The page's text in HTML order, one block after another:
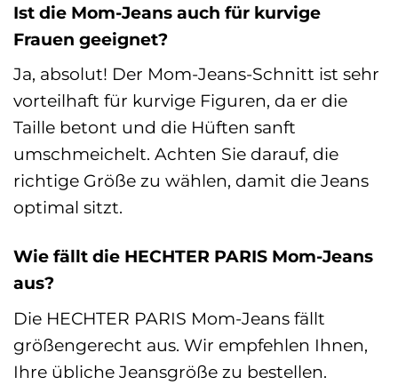
Ist die Mom-Jeans auch für kurvige
Frauen geeignet?
Ja, absolut! Der Mom-Jeans-Schnitt ist sehr
vorteilhaft für kurvige Figuren, da er die
Taille betont und die Hüften sanft
umschmeichelt. Achten Sie darauf, die
richtige Größe zu wählen, damit die Jeans
optimal sitzt.
Wie fällt die HECHTER PARIS Mom-Jeans
aus?
Die HECHTER PARIS Mom-Jeans fällt
größengerecht aus. Wir empfehlen Ihnen,
Ihre übliche Jeansgröße zu bestellen.